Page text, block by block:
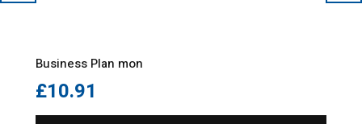
Business Plan mon
£10.91